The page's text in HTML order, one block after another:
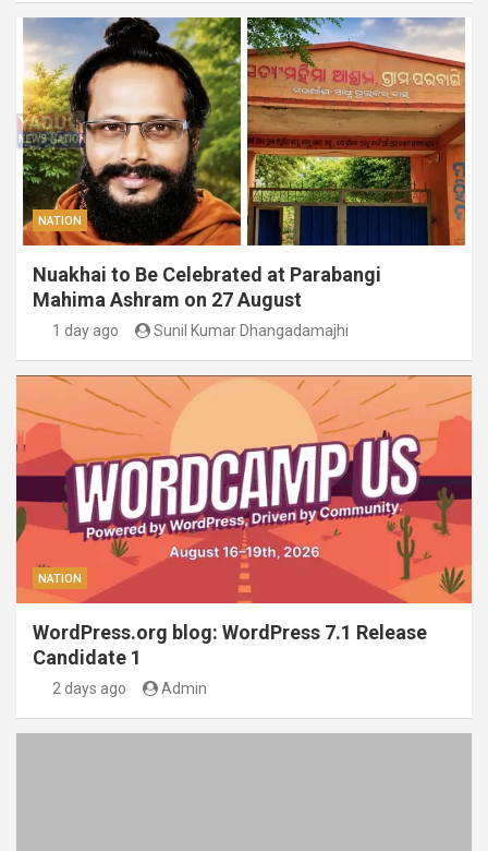
NATION
Nuakhai to Be Celebrated at Parabangi
Mahima Ashram on 27 August
1 day ago Sunil Kumar Dhangadamajhi
NATION
WordPress.org blog: WordPress 7.1 Release
Candidate 1
2 days ago Admin